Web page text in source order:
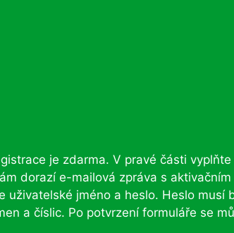
je zdarma. V pravé části
dorazí e-mailová zpráva s
uživatelské jméno a heslo. Heslo musí
a číslic. Po potvrzení formuláře se